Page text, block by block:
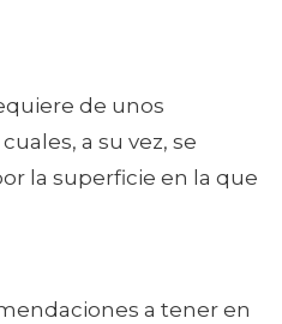
de unos
a su vez, se
la superficie en la que
a tener en